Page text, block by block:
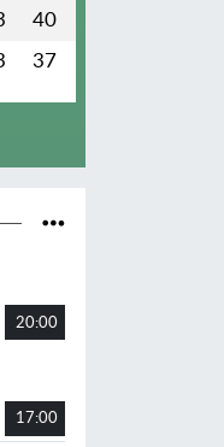
40
37
20:00
17:00